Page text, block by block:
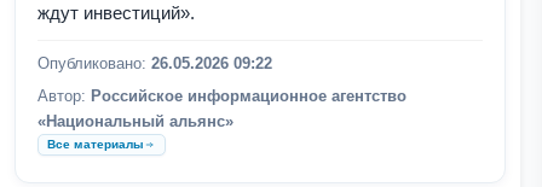
ждут инвестиций».
Опубликовано: 26.05.2026 09:22
Автор: Российское информационное агентство
«Национальный альянс»
Все материалы